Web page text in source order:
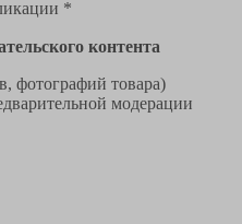
*
контента
фотографий товара)
модерации